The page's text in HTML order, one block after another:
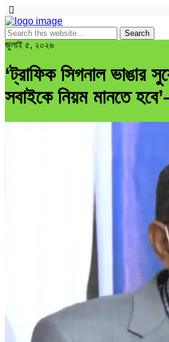
জুলাই ৫, ২০২৬
‘ট্রাফিক সিগনাল ভাঙার
সবাইকে নিয়ম মানতে